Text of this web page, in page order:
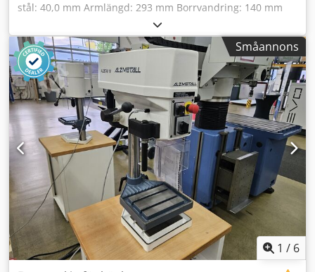
stål: 40,0 mm Armlängd: 293 mm Borrvandring: 140 mm
Morsekona: 3 MK Bord: 415 x 350 mm Varvtal: 160–2 250
varv/min Pelardiameter: 115 mm Total effektbehov: 1,45 /
1,90 kW Vikt: 285 kg Mått (L x B x H): 500 x 800 x 1920 mm
Utrustning: - robust pelarborrmaskin - steglös
varvtalsreglering (kilenrem) - motor med omkopplingsbar
rotationsriktning - justerbart borrdjup - maskinbord med 2
T-spår * höjdjusterbart med handvev - tryckknapp (låsbar)
för NÖDSTOPP - omkopplare för höger- och vänstergång -
bruksanvisning (PDF) Crjdpezl E T Rsfx Am Eef
Småannons
1 / 6